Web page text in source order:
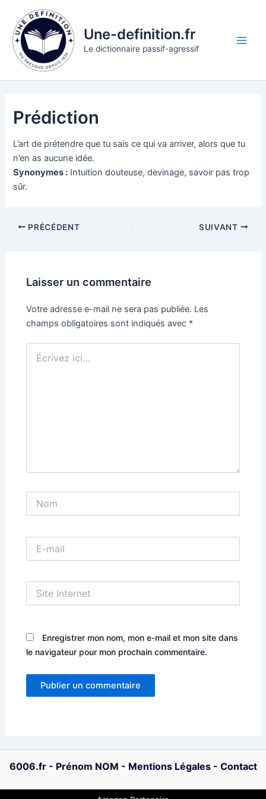
contenu
Une-definition.fr
Le dictionnaire passif-agressif
Prédiction
L’art de prétendre que tu sais ce qui va arriver, alors que tu
n’en as aucune idée.
Synonymes : Intuition douteuse, devinage, savoir pas trop
sûr.
PRÉCÉDENT SUIVANT
Laisser un commentaire
Votre adresse e-mail ne sera pas publiée. Les
champs obligatoires sont indiqués avec *
ici…
mail
Internet
Enregistrer mon nom, mon e-mail et mon site dans
le navigateur pour mon prochain commentaire.
6006.fr- Prénom NOM - Mentions Légales- Contact